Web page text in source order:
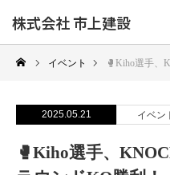
株式会社 市上建設
イベント 🥊Kiho選手、
2025.05.21 イベン
🥊Kiho選手、